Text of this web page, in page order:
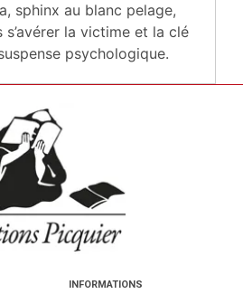
sphinx au blanc pelage,
la victime et la clé
psychologique.
INFORMATIONS